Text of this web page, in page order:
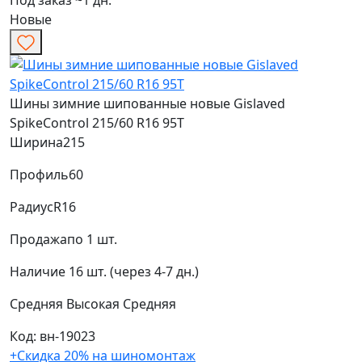
Новые
Шины зимние шипованные новые Gislaved
SpikeControl 215/60 R16 95T
Ширина215
Профиль60
РадиусR16
Продажапо 1 шт.
Наличие 16 шт. (через 4-7 дн.)
Средняя Высокая Средняя
Код: вн-19023
+Скидка 20% на шиномонтаж